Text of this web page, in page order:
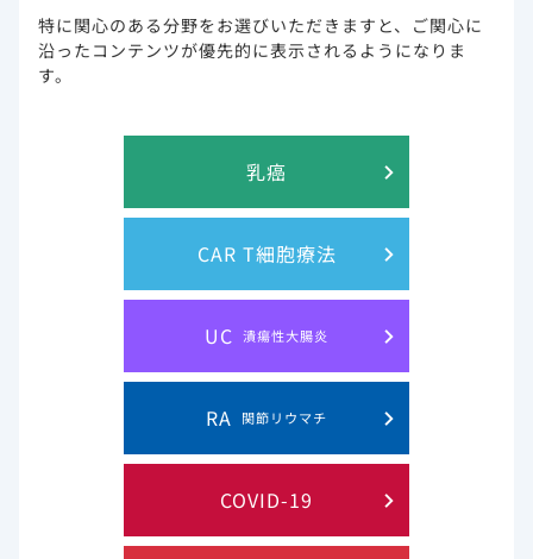
※作業進捗により、前後する場合がございます。ご了承くだ
さいませ。
※メンテナンス時間帯は、ページが正しく表示されない場合
がございます。
代わるものではございません。
特に関心のある分野をお選びいただきますと、 ご関心に
沿ったコンテンツが優先的に表示されるようになりま
す。
乳癌
CAR T細胞療法
UC 潰瘍性大腸炎
RA 関節リウマチ
COVID-19